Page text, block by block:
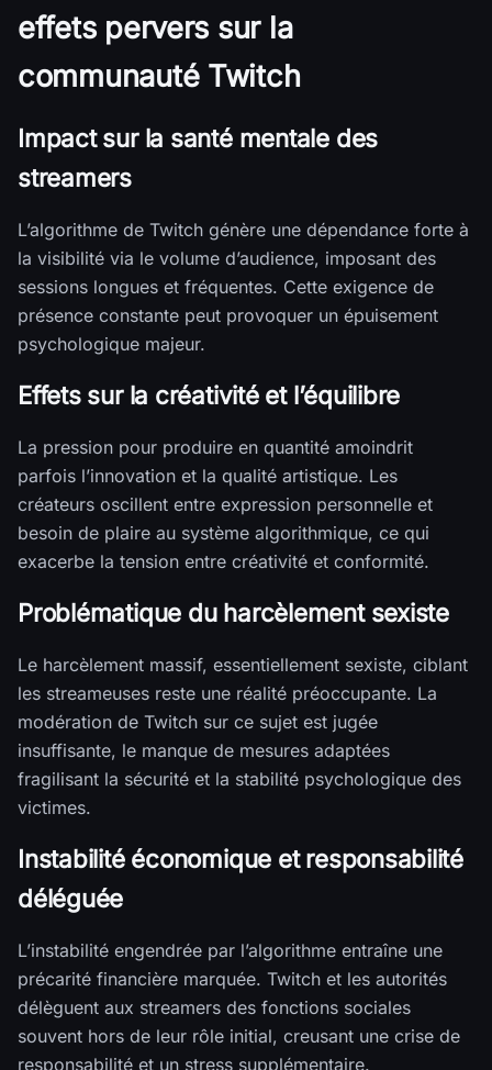
effets pervers sur la
communauté Twitch
Impact sur la santé mentale des
streamers
L’algorithme de Twitch génère une dépendance forte à
la visibilité via le volume d’audience, imposant des
sessions longues et fréquentes. Cette exigence de
présence constante peut provoquer un épuisement
psychologique majeur.
Effets sur la créativité et l’équilibre
La pression pour produire en quantité amoindrit
parfois l’innovation et la qualité artistique. Les
créateurs oscillent entre expression personnelle et
besoin de plaire au système algorithmique, ce qui
exacerbe la tension entre créativité et conformité.
Problématique du harcèlement sexiste
Le harcèlement massif, essentiellement sexiste, ciblant
les streameuses reste une réalité préoccupante. La
modération de Twitch sur ce sujet est jugée
insuffisante, le manque de mesures adaptées
fragilisant la sécurité et la stabilité psychologique des
victimes.
Instabilité économique et responsabilité
déléguée
L’instabilité engendrée par l’algorithme entraîne une
précarité financière marquée. Twitch et les autorités
délèguent aux streamers des fonctions sociales
souvent hors de leur rôle initial, creusant une crise de
responsabilité et un stress supplémentaire.